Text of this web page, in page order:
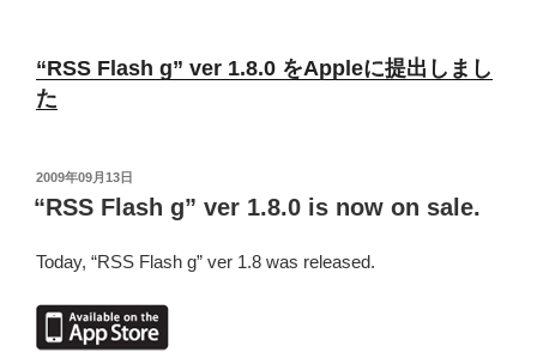
“RSS Flash g” ver 1.8.0 をAppleに提出しまし
た
投
稿
日:
2009年09月13日
“RSS Flash g” ver 1.8.0 is now on sale.
Today, “RSS Flash g” ver 1.8 was released.